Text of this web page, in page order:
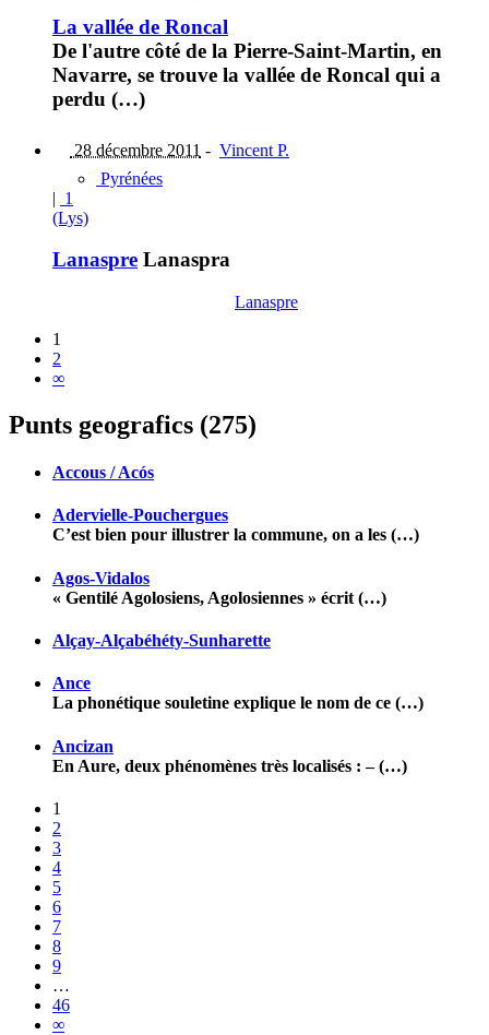
La vallée de Roncal
De l'autre côté de la Pierre-Saint-Martin, en
Navarre, se trouve la vallée de Roncal qui a
perdu (…)
28 décembre 2011 - Vincent P.
Pyrénées
| 1
(Lys)
Lanaspre Lanaspra
Lanaspre
1
2
∞
Punts geografics (275)
Accous / Acós
Adervielle-Pouchergues
C’est bien pour illustrer la commune, on a les (…)
Agos-Vidalos
« Gentilé Agolosiens, Agolosiennes » écrit (…)
Alçay-Alçabéhéty-Sunharette
Ance
La phonétique souletine explique le nom de ce (…)
Ancizan
En Aure, deux phénomènes très localisés : – (…)
1
2
3
4
5
6
7
8
9
…
46
∞